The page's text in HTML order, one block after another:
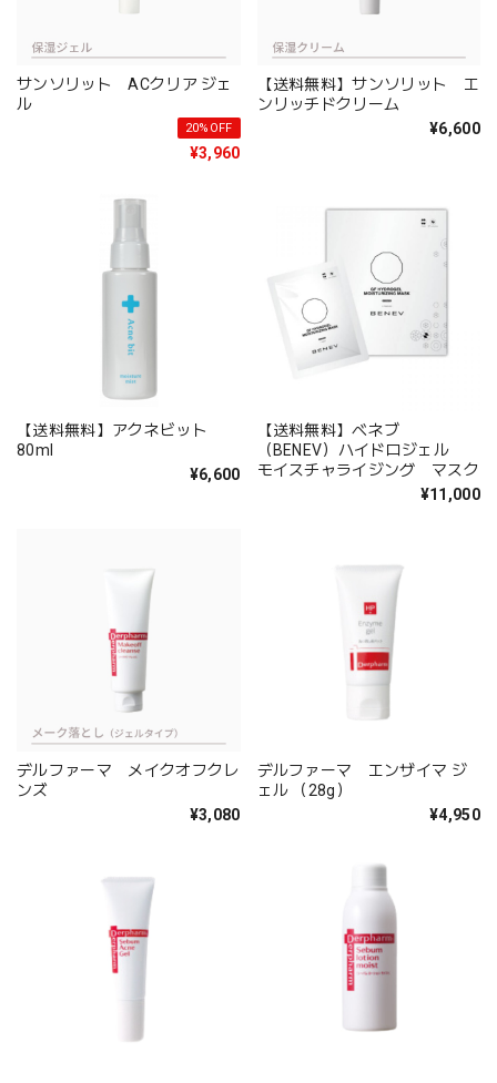
サンソリット ACクリア ジェ
ル
20%OFF
¥3,960
【送料無料】サンソリット エ
ンリッチドクリーム
¥6,600
【送料無料】アクネビット
80ml
¥6,600
【送料無料】ベネブ
（BENEV）ハイドロジェル
モイスチャライジング マスク
¥11,000
デルファーマ メイクオフクレ
ンズ
¥3,080
デルファーマ エンザイマ ジ
ェル （28g）
¥4,950